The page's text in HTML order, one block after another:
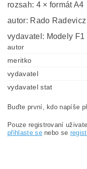
rozsah: 4 × formát A4
autor: Rado Radevicz
vydavatel: Modely F1
autor
meritko
vydavatel
vydavatel stat
Buďte první, kdo napíše
Pouze registrovaní
přihlaste senebo se